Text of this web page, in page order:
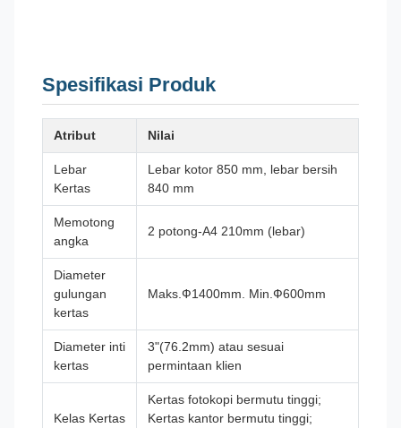
Spesifikasi Produk
Atribut Nilai
Lebar
Kertas
Lebar kotor 850 mm, lebar bersih
840 mm
Memotong
angka
2 potong-A4 210mm (lebar)
Diameter
gulungan
kertas
Maks.Ф1400mm. Min.Ф600mm
Diameter inti
kertas
3"(76.2mm) atau sesuai
permintaan klien
Kelas Kertas
Kertas fotokopi bermutu tinggi;
Kertas kantor bermutu tinggi;